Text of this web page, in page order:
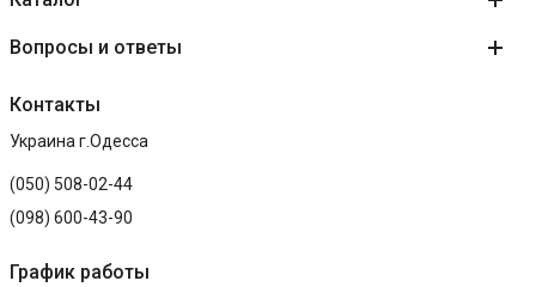
Вопросы и ответы
Контакты
Украина г.Одесса
(050) 508-02-44
(098) 600-43-90
График работы